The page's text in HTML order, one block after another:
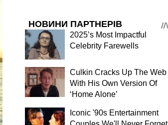
НОВИНИ ПАРТНЕРІВ
2025’s Most Impactful
Celebrity Farewells
Culkin Cracks Up The Web
With His Own Version Of
‘Home Alone’
Iconic '90s Entertainment